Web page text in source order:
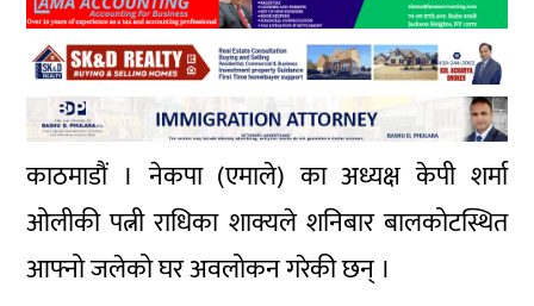
काठमाडौं । नेकपा (एमाले) का अध्यक्ष केपी शर्मा
ओलीकी पत्नी राधिका शाक्यले शनिबार बालकोटस्थित
आफ्नो जलेको घर अवलोकन गरेकी छन् ।